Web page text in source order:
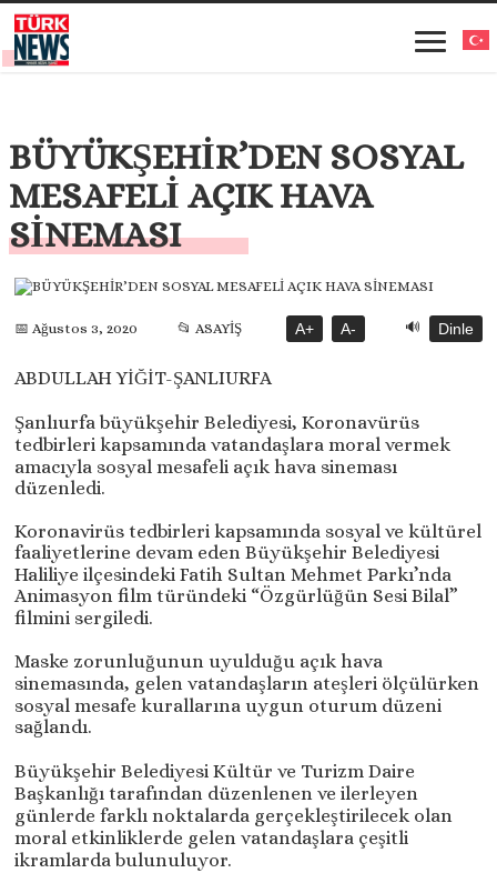
BÜYÜKŞEHİR’DEN SOSYAL
MESAFELİ AÇIK HAVA
SİNEMASI
📅 Ağustos 3, 2020 📂 ASAYİŞ A+ A- 🔊 Dinle
ABDULLAH YİĞİT-ŞANLIURFA
Şanlıurfa büyükşehir Belediyesi, Koronavürüs
tedbirleri kapsamında vatandaşlara moral vermek
amacıyla sosyal mesafeli açık hava sineması
düzenledi.
Koronavirüs tedbirleri kapsamında sosyal ve kültürel
faaliyetlerine devam eden Büyükşehir Belediyesi
Haliliye ilçesindeki Fatih Sultan Mehmet Parkı’nda
Animasyon film türündeki “Özgürlüğün Sesi Bilal”
filmini sergiledi.
Maske zorunluğunun uyulduğu açık hava
sinemasında, gelen vatandaşların ateşleri ölçülürken
sosyal mesafe kurallarına uygun oturum düzeni
sağlandı.
Büyükşehir Belediyesi Kültür ve Turizm Daire
Başkanlığı tarafından düzenlenen ve ilerleyen
günlerde farklı noktalarda gerçekleştirilecek olan
moral etkinliklerde gelen vatandaşlara çeşitli
ikramlarda bulunuluyor.